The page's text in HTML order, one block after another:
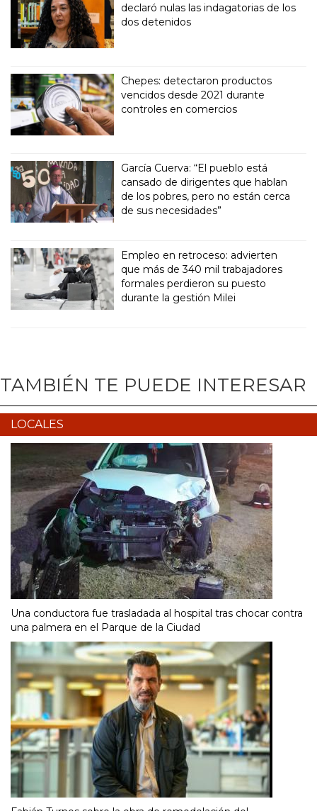
declaró nulas las indagatorias de los
dos detenidos
Chepes: detectaron productos
vencidos desde 2021 durante
controles en comercios
García Cuerva: “El pueblo está
cansado de dirigentes que hablan
de los pobres, pero no están cerca
de sus necesidades”
Empleo en retroceso: advierten
que más de 340 mil trabajadores
formales perdieron su puesto
durante la gestión Milei
TAMBIÉN TE PUEDE INTERESAR
LOCALES
Una conductora fue trasladada al hospital tras chocar contra
una palmera en el Parque de la Ciudad